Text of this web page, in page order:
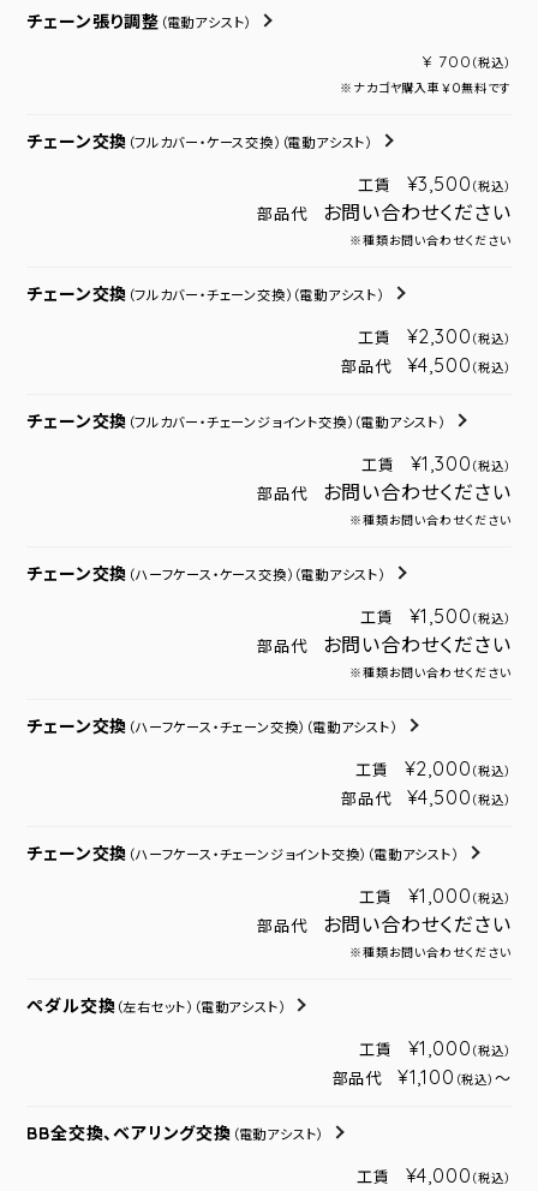
チェーン張り調整 （電動アシスト）
¥ 700 （税込）
※ナカゴヤ購入車￥０無料です
チェーン交換 （フルカバー・ケース交換） （電動アシスト）
工賃 ¥3,500 （税込）
部品代 お問い合わせください
※種類お問い合わせください
チェーン交換 （フルカバー・チェーン交換） （電動アシスト）
工賃 ¥2,300 （税込）
部品代 ¥4,500 （税込）
チェーン交換 （フルカバー・チェーンジョイント交換） （電動アシスト）
工賃 ¥1,300 （税込）
部品代 お問い合わせください
※種類お問い合わせください
チェーン交換 （ハーフケース・ケース交換） （電動アシスト）
工賃 ¥1,500 （税込）
部品代 お問い合わせください
※種類お問い合わせください
チェーン交換 （ハーフケース・チェーン交換） （電動アシスト）
工賃 ¥2,000 （税込）
部品代 ¥4,500 （税込）
チェーン交換 （ハーフケース・チェーンジョイント交換） （電動アシスト）
工賃 ¥1,000 （税込）
部品代 お問い合わせください
※種類お問い合わせください
ペダル交換 （左右セット） （電動アシスト）
工賃 ¥1,000 （税込）
部品代 ¥1,100 （税込） ～
BB全交換、ベアリング交換 （電動アシスト）
工賃 ¥4,000 （税込）